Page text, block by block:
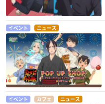
イベント ニュース
イベント カフェ ニュース